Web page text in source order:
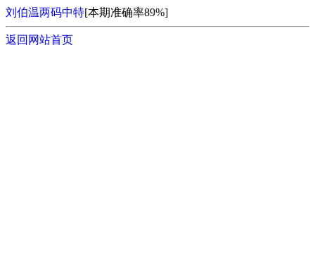
刘伯温两码中特[本期准确率89%]
返回网站首页